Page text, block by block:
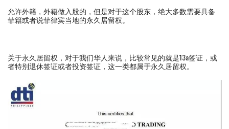
允许外籍，外籍做入股的，但是对于这个股东，绝大多数需要具备
菲籍或者说菲律宾当地的永久居留权。
关于永久居留权，对于我们华人来说，比较常见的就是13a签证，或
者特别退休签证或者投资签证，这一类都属于永久居留权。